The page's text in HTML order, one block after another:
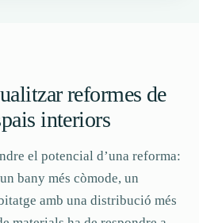
reformes de
interiors
el potencial d’una reforma:
bany més còmode, un
amb una distribució més